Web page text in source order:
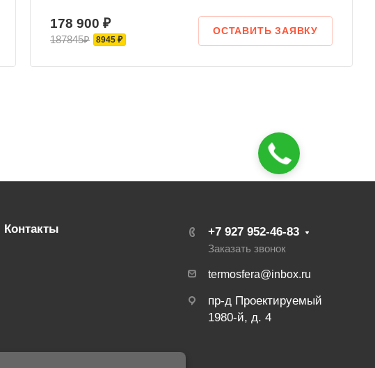
178 900 ₽
187845₽ 8945 ₽
ОСТАВИТЬ ЗАЯВКУ
Контакты +7 927 952-46-83
Заказать звонок
termosfera@inbox.ru
пр-д Проектируемый
1980-й, д. 4